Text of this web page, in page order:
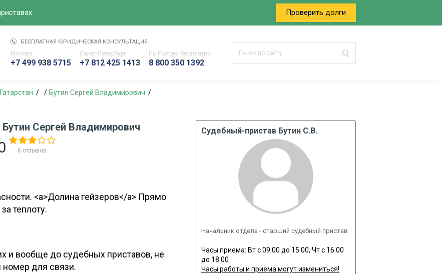
Проверить долги
БЕСПЛАТНАЯ ЮРИДИЧЕСКАЯ КОНСУЛЬТАЦИЯ:
Москва
+7 499 938 5715
Санкт-Петербург
+7 812 425 1413
По России бесплатно
8 800 350 1392
Бутин Сергей Владимирович
Сергей Владимирович
6 отзывов
<a>Долина гейзеров</a> Прямо
теплоту.
и вообще до судебных приставов, не
номер для связи.
Судебный-пристав Бутин С.В.
Начальник отдела - старший судебный пристав
Часы приема: Вт с 09.00 до 15.00, Чт с 16.00
до 18.00
Часы работы и приема могут измениться!